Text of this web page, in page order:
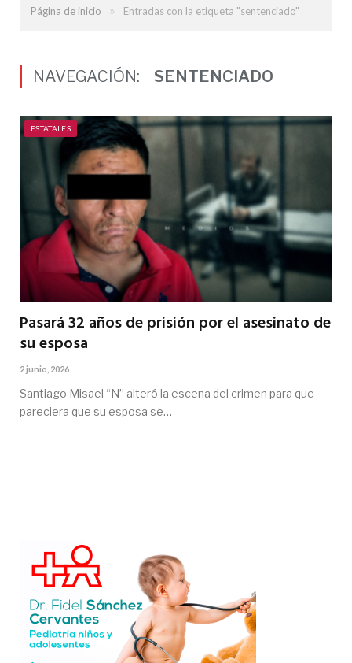
Página de inicio » Entradas con la etiqueta "sentenciado"
NAVEGACIÓN: SENTENCIADO
ESTATALES
Pasará 32 años de prisión por el asesinato de
su esposa
2 junio, 2026
Santiago Misael “N” alteró la escena del crimen para que
pareciera que su esposa se…